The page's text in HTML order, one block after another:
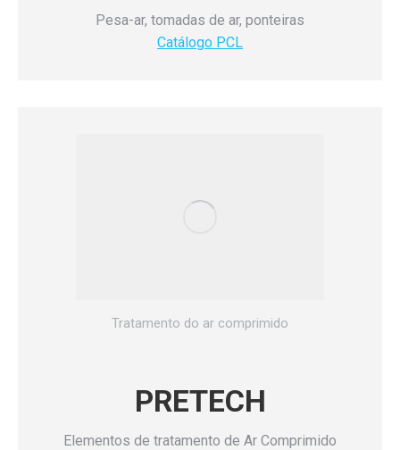
Pesa-ar, tomadas de ar, ponteiras
Catálogo PCL
Tratamento do ar comprimido
PRETECH
Elementos de tratamento de Ar Comprimido